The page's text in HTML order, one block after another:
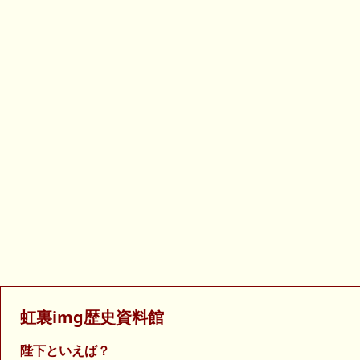
虹裏img歴史資料館
陛下といえば？